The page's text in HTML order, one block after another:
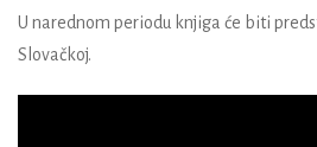
U narednom periodu knjiga će biti
Slovačkoj.